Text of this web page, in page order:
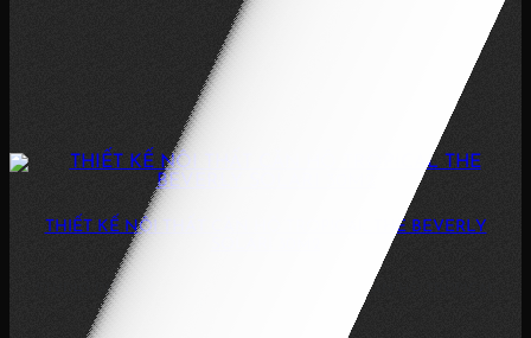
THIẾT KẾ NỘI THẤT CĂN HỘ TROPICAL THE BEVERLY
STUDIO DIỆN TÍCH: 30M2 THIẾT KẾ NỘI THẤT CĂN HỘ TROPICAL
THE BEVERLY SOLARI 30M2...